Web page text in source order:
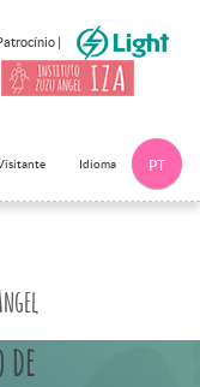
|
Idioma PT